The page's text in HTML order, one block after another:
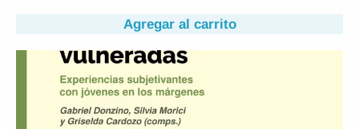
Agregar al carrito